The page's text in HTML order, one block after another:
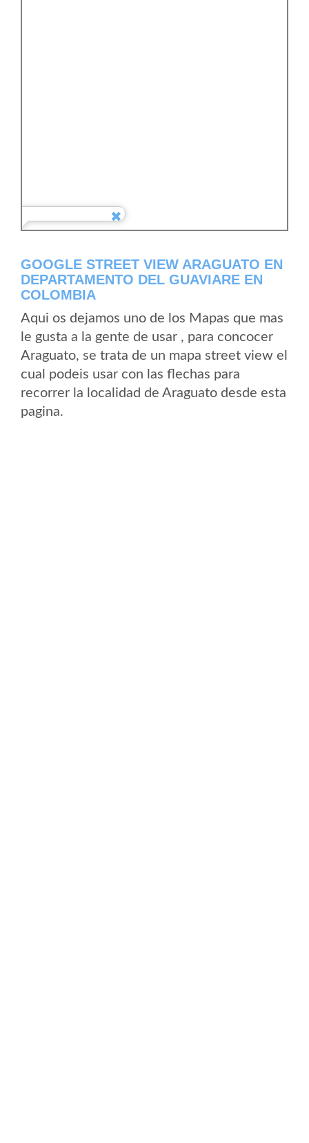
GOOGLE STREET VIEW ARAGUATO EN
DEPARTAMENTO DEL GUAVIARE EN
COLOMBIA
Aqui os dejamos uno de los Mapas que mas
le gusta a la gente de usar , para concocer
Araguato, se trata de un mapa street view el
cual podeis usar con las flechas para
recorrer la localidad de Araguato desde esta
pagina.